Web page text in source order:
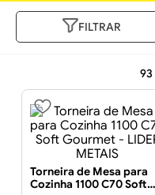
FILTRAR
93
Torneira de Mesa para
Cozinha 1100 C70 Soft